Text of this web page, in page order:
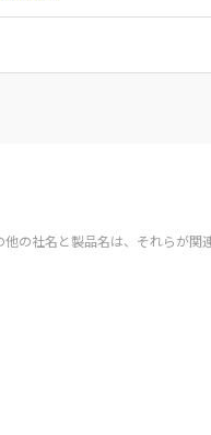
の社名と製品名は、それらが関